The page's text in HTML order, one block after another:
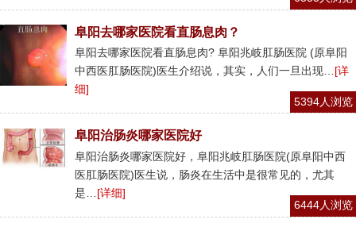
阜阳去哪家医院看直肠息肉？
阜阳去哪家医院看直肠息肉? 阜阳兆岐肛肠医院 (原阜阳
中西医肛肠医院)医生介绍说，其实，人们一旦出现…[详
细]
5394人浏览
阜阳治肠炎哪家医院好
阜阳治肠炎哪家医院好，阜阳兆岐肛肠医院(原阜阳中西
医肛肠医院)医生说，肠炎在生活中是很常见的，尤其
是… [详细]
6444人浏览